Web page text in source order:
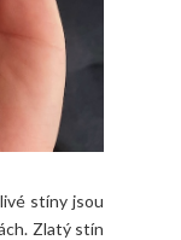
stíny jsou
Zlatý stín